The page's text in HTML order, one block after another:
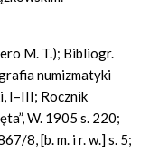
M. T.); Bibliogr.
numizmatyki
I–III; Rocznik
W. 1905 s. 220;
8, [b. m. i r. w.] s. 5;